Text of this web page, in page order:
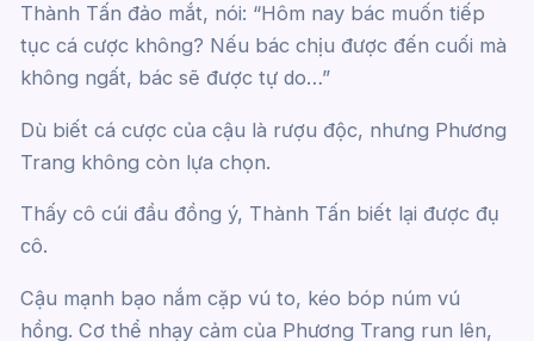
Thành Tấn đảo mắt, nói: “Hôm nay bác muốn tiếp
tục cá cược không? Nếu bác chịu được đến cuối mà
không ngất, bác sẽ được tự do…”
Dù biết cá cược của cậu là rượu độc, nhưng Phương
Trang không còn lựa chọn.
Thấy cô cúi đầu đồng ý, Thành Tấn biết lại được đụ
cô.
Cậu mạnh bạo nắm cặp vú to, kéo bóp núm vú
hồng. Cơ thể nhạy cảm của Phương Trang run lên,